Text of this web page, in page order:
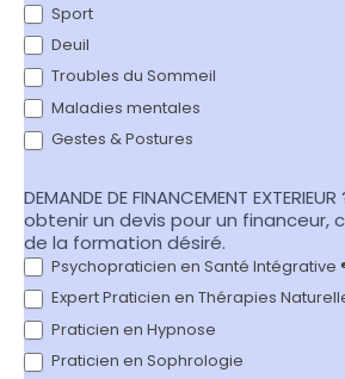
Sport
Deuil
Troubles du Sommeil
Maladies mentales
Gestes & Postures
DEMANDE DE FINANCEMENT
obtenir un devis pour un financeur,
de la formation désiré.
Psychopraticien en Santé Intégrative
Expert Praticien en Thérapies
Praticien en Hypnose
Praticien en Sophrologie